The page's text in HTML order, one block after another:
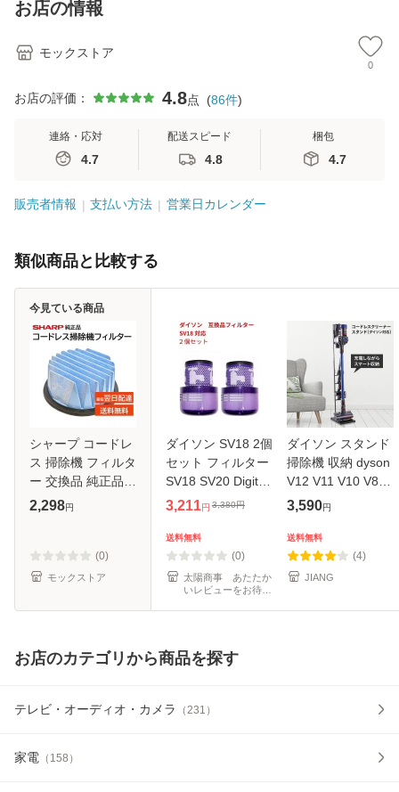
お店の情報
モックストア
0
お店の評価： 4.8点 (86件)
連絡・応対
4.7
配送スピード
4.8
梱包
4.7
販売者情報 支払い方法 営業日カレンダー
類似商品と比較する
シャープ コードレ
ス 掃除機 フィルタ
ー 交換品 純正品
2173370570
能プリーツフィル
ター EC-SR5-P
2,298円
(0)
モックストア
今見ている商品
ダイソン SV18 2個
セット フィルター
SV18 SV20 Digital
Slim Fluffy Digital
Slim Fluffy Extra
SV14 フィルター
3,211円 3,380円
送料無料
(0)
太陽商事 あたたか
いレビューをお待ち
ダイソン スタンド
掃除機 収納 dyson
V12 V11 V10 V8
V7 V6 sojiki-stand
3,590円
送料無料
(4)
JIANG
お店のカテゴリから商品を探す
テレビ・オーディオ・カメラ （231 ）
家電 （ 158 ）